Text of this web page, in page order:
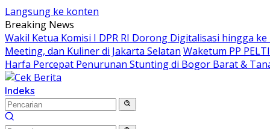
Langsung ke konten
Breaking News
Wakil Ketua Komisi I DPR RI Dorong Digitalisasi hingga ke
Meeting, dan Kuliner di Jakarta Selatan Waketum PP
Harfa Percepat Penurunan Stunting di Bogor Barat &
Indeks